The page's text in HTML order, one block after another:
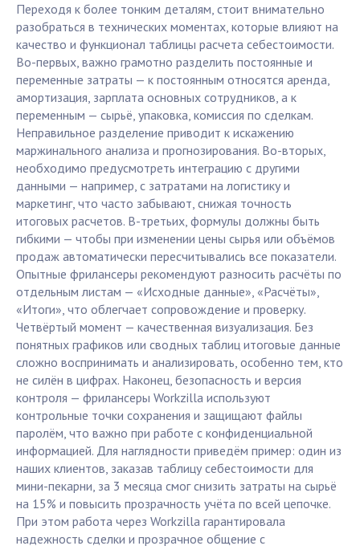
Переходя к более тонким деталям, стоит внимательно
разобраться в технических моментах, которые влияют на
качество и функционал таблицы расчета себестоимости.
Во-первых, важно грамотно разделить постоянные и
переменные затраты — к постоянным относятся аренда,
амортизация, зарплата основных сотрудников, а к
переменным — сырьё, упаковка, комиссия по сделкам.
Неправильное разделение приводит к искажению
маржинального анализа и прогнозирования. Во-вторых,
необходимо предусмотреть интеграцию с другими
данными — например, с затратами на логистику и
маркетинг, что часто забывают, снижая точность
итоговых расчетов. В-третьих, формулы должны быть
гибкими — чтобы при изменении цены сырья или объёмов
продаж автоматически пересчитывались все показатели.
Опытные фрилансеры рекомендуют разносить расчёты по
отдельным листам — «Исходные данные», «Расчёты»,
«Итоги», что облегчает сопровождение и проверку.
Четвёртый момент — качественная визуализация. Без
понятных графиков или сводных таблиц итоговые данные
сложно воспринимать и анализировать, особенно тем, кто
не силён в цифрах. Наконец, безопасность и версия
контроля — фрилансеры Workzilla используют
контрольные точки сохранения и защищают файлы
паролём, что важно при работе с конфиденциальной
информацией. Для наглядности приведём пример: один из
наших клиентов, заказав таблицу себестоимости для
мини-пекарни, за 3 месяца смог снизить затраты на сырьё
на 15% и повысить прозрачность учёта по всей цепочке.
При этом работа через Workzilla гарантировала
надежность сделки и прозрачное общение с